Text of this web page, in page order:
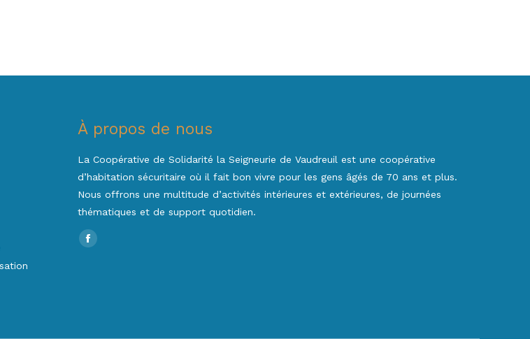
À propos de nous
La Coopérative de Solidarité la Seigneurie de Vaudreuil est une coopérative
d’habitation sécuritaire où il fait bon vivre pour les gens âgés de 70 ans et plus.
Nous offrons une multitude d’activités intérieures et extérieures, de journées
thématiques et de support quotidien.
Trouvez nous sur :
Facebook